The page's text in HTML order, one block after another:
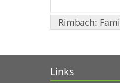
Rimbach:
Links